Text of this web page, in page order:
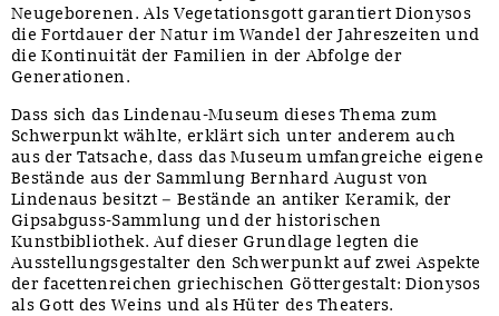
Neugeborenen. Als Vegetationsgott garantiert Dionysos
die Fortdauer der Natur im Wandel der Jahreszeiten und
die Kontinuität der Familien in der Abfolge der
Generationen.
Dass sich das Lindenau-Museum dieses Thema zum
Schwerpunkt wählte, erklärt sich unter anderem auch
aus der Tatsache, dass das Museum umfangreiche eigene
Bestände aus der Sammlung Bernhard August von
Lindenaus besitzt – Bestände an antiker Keramik, der
Gipsabguss-Sammlung und der historischen
Kunstbibliothek. Auf dieser Grundlage legten die
Ausstellungsgestalter den Schwerpunkt auf zwei Aspekte
der facettenreichen griechischen Göttergestalt: Dionysos
als Gott des Weins und als Hüter des Theaters.